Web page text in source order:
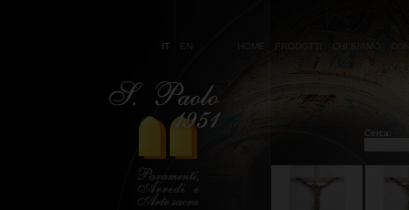
IT EN HOME PRODOTTI CHI SIAMO
Cerca: